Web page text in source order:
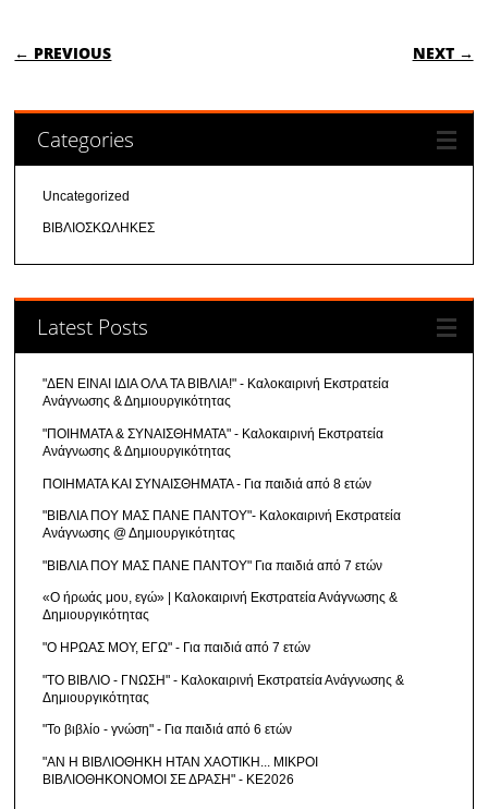
POST NAVIGATION
← PREVIOUS NEXT →
Categories
Uncategorized
ΒΙΒΛΙΟΣΚΩΛΗΚΕΣ
Latest Posts
"ΔΕΝ ΕΙΝΑΙ ΙΔΙΑ ΟΛΑ ΤΑ ΒΙΒΛΙΑ!" - Καλοκαιρινή Εκστρατεία
Ανάγνωσης & Δημιουργικότητας
"ΠΟΙΗΜΑΤΑ & ΣΥΝΑΙΣΘΗΜΑΤΑ" - Καλοκαιρινή Εκστρατεία
Ανάγνωσης & Δημιουργικότητας
ΠΟΙΗΜΑΤΑ ΚΑΙ ΣΥΝΑΙΣΘΗΜΑΤΑ - Για παιδιά από 8 ετών
"ΒΙΒΛΙΑ ΠΟΥ ΜΑΣ ΠΑΝΕ ΠΑΝΤΟΥ"- Καλοκαιρινή Εκστρατεία
Ανάγνωσης @ Δημιουργικότητας
"ΒΙΒΛΙΑ ΠΟΥ ΜΑΣ ΠΑΝΕ ΠΑΝΤΟΥ" Για παιδιά από 7 ετών
«Ο ήρωάς μου, εγώ» | Καλοκαιρινή Εκστρατεία Ανάγνωσης &
Δημιουργικότητας
"Ο ΗΡΩΑΣ ΜΟΥ, ΕΓΩ" - Για παιδιά από 7 ετών
"ΤΟ ΒΙΒΛΙΟ - ΓΝΩΣΗ" - Καλοκαιρινή Εκστρατεία Ανάγνωσης &
Δημιουργικότητας
"Το βιβλίο - γνώση" - Για παιδιά από 6 ετών
"ΑΝ Η ΒΙΒΛΙΟΘΗΚΗ ΗΤΑΝ ΧΑΟΤΙΚΗ... ΜΙΚΡΟΙ
ΒΙΒΛΙΟΘΗΚΟΝΟΜΟΙ ΣΕ ΔΡΑΣΗ" - ΚΕ2026